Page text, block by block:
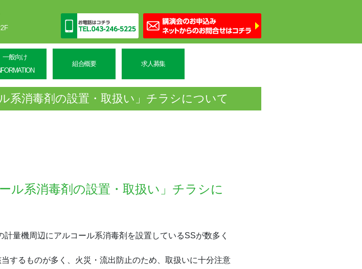
一般向け
組合概要 求人募集
系消毒剤の設置・取扱い」チラシについて
ル系消毒剤の設置・取扱い」チラシに
量機周辺にアルコール系消毒剤を設置しているSSが数多く
するものが多く、火災・流出防止のため、取扱いに十分注意